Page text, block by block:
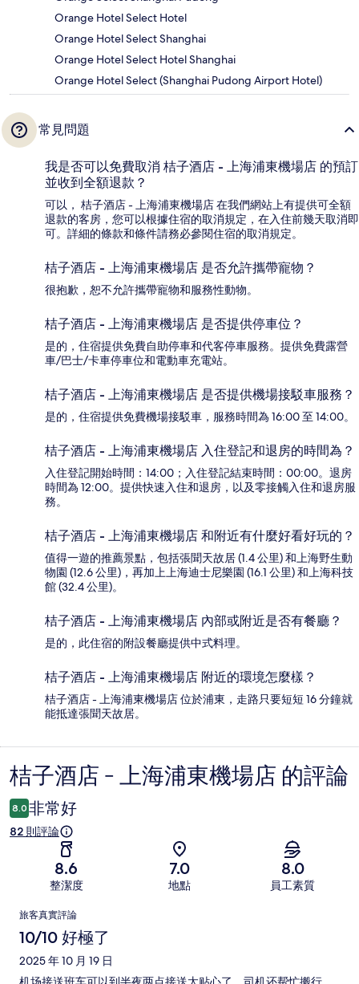
Orange Hotel Select Hotel
Orange Hotel Select Shanghai
Orange Hotel Select Hotel Shanghai
Orange Hotel Select (Shanghai Pudong Airport Hotel)
常見問題
我是否可以免費取消 桔子酒店 - 上海浦東機場店 的預訂
並收到全額退款？
可以， 桔子酒店 - 上海浦東機場店 在我們網站上有提供可全額
退款的客房，您可以根據住宿的取消規定，在入住前幾天取消即
可。詳細的條款和條件請務必參閱住宿的取消規定。
桔子酒店 - 上海浦東機場店 是否允許攜帶寵物？
很抱歉，恕不允許攜帶寵物和服務性動物。
桔子酒店 - 上海浦東機場店 是否提供停車位？
是的，住宿提供免費自助停車和代客停車服務。提供免費露營
車/巴士/卡車停車位和電動車充電站。
桔子酒店 - 上海浦東機場店 是否提供機場接駁車服務？
是的，住宿提供免費機場接駁車，服務時間為 16:00 至 14:00。
桔子酒店 - 上海浦東機場店 入住登記和退房的時間為？
入住登記開始時間：14:00；入住登記結束時間：00:00。退房
時間為 12:00。提供快速入住和退房，以及零接觸入住和退房服
務。
桔子酒店 - 上海浦東機場店 和附近有什麼好看好玩的？
值得一遊的推薦景點，包括張聞天故居 (1.4 公里) 和上海野生動
物園 (12.6 公里)，再加上上海迪士尼樂園 (16.1 公里) 和上海科技
館 (32.4 公里)。
桔子酒店 - 上海浦東機場店 內部或附近是否有餐廳？
是的，此住宿的附設餐廳提供中式料理。
桔子酒店 - 上海浦東機場店 附近的環境怎麼樣？
桔子酒店 - 上海浦東機場店 位於浦東，走路只要短短 16 分鐘就
能抵達張聞天故居。
評
論
桔子酒店 - 上海浦東機場店 的評論
8.0 非常好
82 則評論
8.6
整潔度
7.0
地點
8.0
員工素質
評
論
旅客真實評論
10/10 好極了
2025 年 10 月 19 日